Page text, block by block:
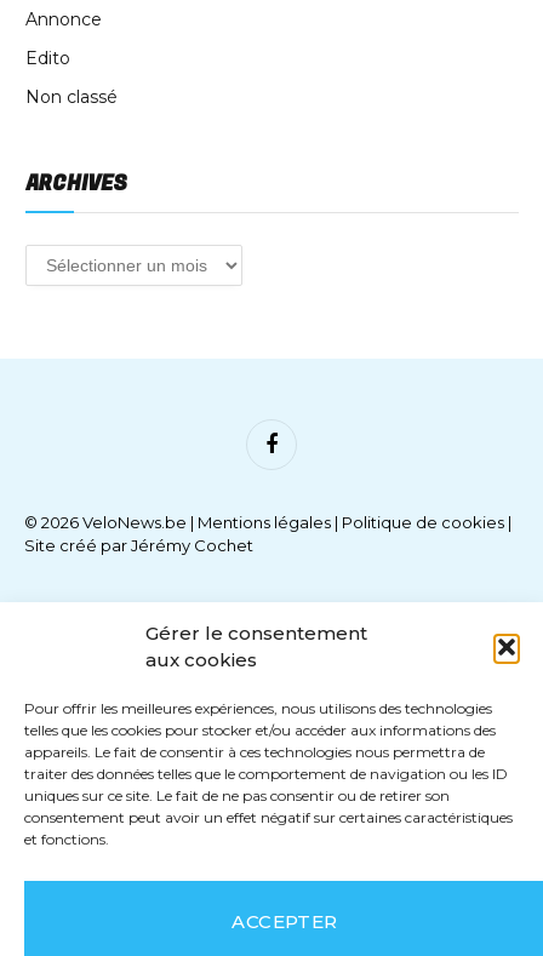
Gérer le consentement
aux cookies
Pour offrir les meilleures expériences, nous utilisons des technologies
telles que les cookies pour stocker et/ou accéder aux informations des
appareils. Le fait de consentir à ces technologies nous permettra de
traiter des données telles que le comportement de navigation ou les ID
uniques sur ce site. Le fait de ne pas consentir ou de retirer son
consentement peut avoir un effet négatif sur certaines caractéristiques
et fonctions.
ACCEPTER
Annonce
Edito
Non classé
ARCHIVES
Facebook
© 2026 VeloNews.be | Mentions légales | Politique de cookies |
Site créé parJérémy Cochet